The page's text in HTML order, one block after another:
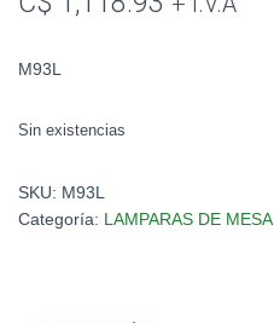
M93L
Sin existencias
SKU: M93L
Categoría: LAMPARAS DE MESA